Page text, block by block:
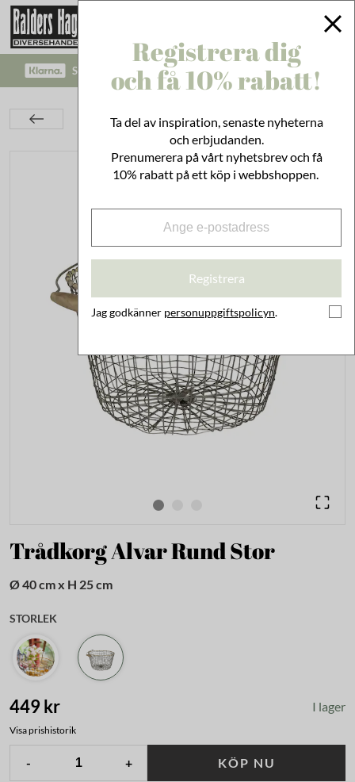
SÄKRA BETALNINGAR MED KLARNA CHECKOUT!
Trådkorg Alvar Rund Stor
Trådkorg Alvar Rund Stor
Ø 40 cm x H 25 cm
STORLEK
449 kr I lager
Visa prishistorik
- + KÖP NU
Registrera dig
och få 10% rabatt!
Ta del av inspiration, senaste nyheterna
och erbjudanden.
Prenumerera på vårt nyhetsbrev och få
10% rabatt på ett köp i webbshoppen.
Registrera
Jag godkänner personuppgiftspolicyn.